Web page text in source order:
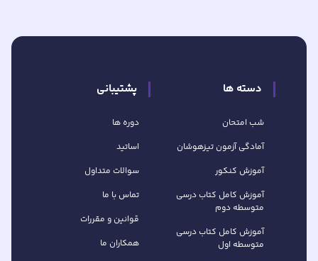
دسته ها
شب امتحان
آمادگی آزمون تیزهوشان
آموزش کنکور
آموزش کامل کتاب‌ درسی
متوسطه دوم
آموزش کامل کتاب‌ درسی
متوسطه اول
پشتیبانی
دوره ها
اساتید
سوالات متداول
تماس با ما
قوانین و مقررات
همکاران ما